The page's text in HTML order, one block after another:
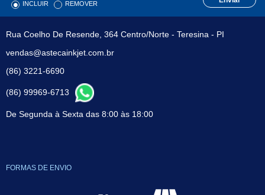
INCLUIR REMOVER
Rua Coelho De Resende, 364 Centro/Norte - Teresina - PI
vendas@astecainkjet.com.br
(86) 3221-6690
(86) 99969-6713
De Segunda à Sexta das 8:00 às 18:00
FORMAS DE ENVIO